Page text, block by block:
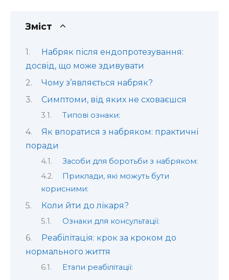
Зміст
Набряк після ендопротезування:
досвід, що може здивувати
Чому з’являється набряк?
Симптоми, від яких не сховаєшся
Типові ознаки:
Як впоратися з набряком: практичні
поради
Засоби для боротьби з набряком:
Приклади, які можуть бути
корисними:
Коли йти до лікаря?
Ознаки для консультації:
Реабілітація: крок за кроком до
нормального життя
Етапи реабілітації: